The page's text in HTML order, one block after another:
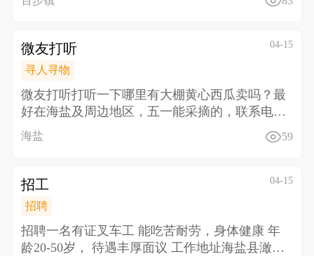
微友打听 04-15
寻人寻物
微友打听 打听一下哪里有大棚黄心西瓜卖吗？最
好在海盐及周边地区，五一能采摘的，联系电话
135863
海盐 59
招工 04-15
招聘
招聘一名有证叉车工 能吃苦耐劳，身体健康 年
龄20-50岁， 待遇丰厚面议 工作地址海盐县澉浦